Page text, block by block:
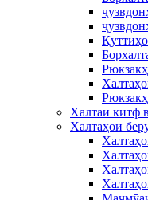
Халтаи китф
Халтаҳои